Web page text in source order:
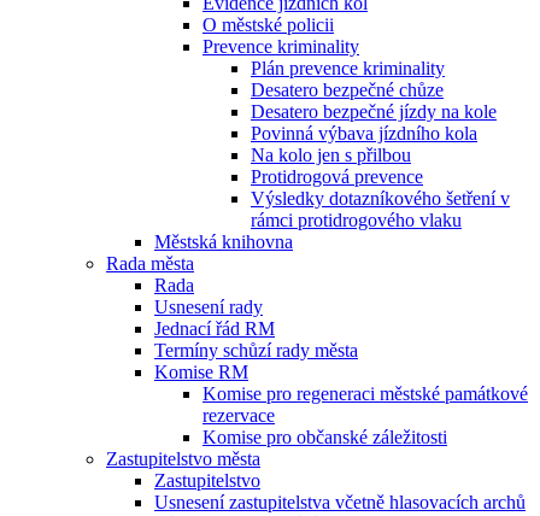
O městské policii
Prevence kriminality
Plán prevence kriminality
Desatero bezpečné chůze
Desatero bezpečné jízdy na kole
Povinná výbava jízdního kola
Na kolo jen s přilbou
Protidrogová prevence
Výsledky dotazníkového šetření v
rámci protidrogového vlaku
Městská knihovna
Rada města
Rada
Usnesení rady
Jednací řád RM
Termíny schůzí rady města
Komise RM
Komise pro regeneraci městské památkové
rezervace
Komise pro občanské záležitosti
Zastupitelstvo města
Zastupitelstvo
Usnesení zastupitelstva včetně hlasovacích archů